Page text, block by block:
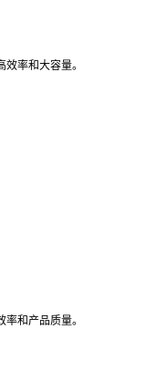
率和大容量。
和产品质量。